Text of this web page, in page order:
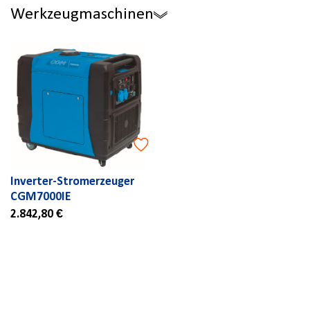
Werkzeugmaschinen
Inverter-Stromerzeuger
CGM7000IE
2.842,80 €